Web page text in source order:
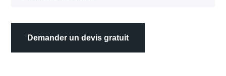
Demander un devis gratuit